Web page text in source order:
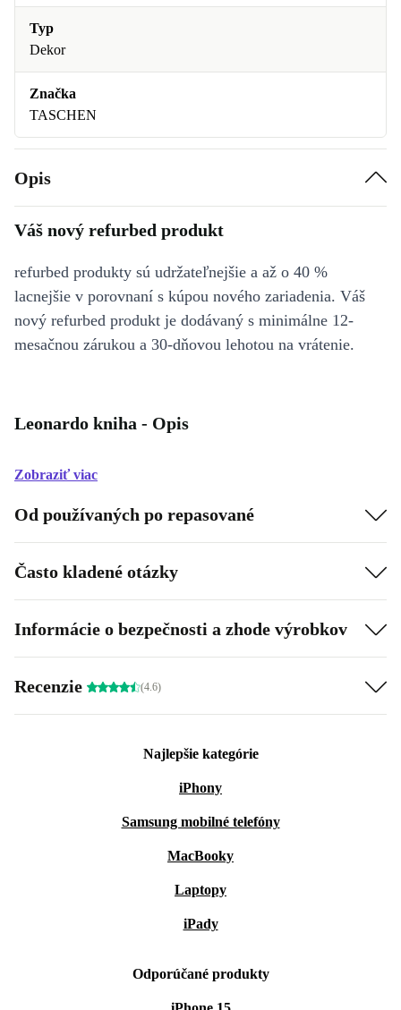
Typ
Dekor
Značka
TASCHEN
Opis
Váš nový refurbed produkt
refurbed produkty sú udržateľnejšie a až o 40 %
lacnejšie v porovnaní s kúpou nového zariadenia. Váš
nový refurbed produkt je dodávaný s minimálne 12-
mesačnou zárukou a 30-dňovou lehotou na vrátenie.
Leonardo kniha - Opis
Zobraziť viac
Od používaných po repasované
Často kladené otázky
Informácie o bezpečnosti a zhode výrobkov
Recenzie (4.6)
Najlepšie kategórie
iPhony
Samsung mobilné telefóny
MacBooky
Laptopy
iPady
Odporúčané produkty